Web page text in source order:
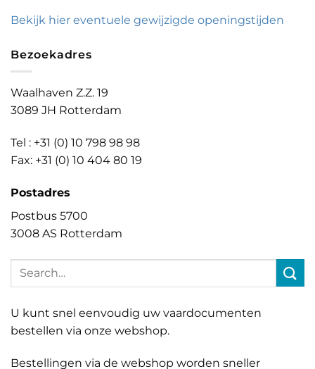
Bekijk hier eventuele gewijzigde openingstijden
Bezoekadres
Waalhaven Z.Z. 19
3089 JH Rotterdam
Tel : +31 (0) 10 798 98 98
Fax: +31 (0) 10 404 80 19
Postadres
Postbus 5700
3008 AS Rotterdam
U kunt snel eenvoudig uw vaardocumenten
bestellen via onze webshop.
Bestellingen via de webshop worden sneller